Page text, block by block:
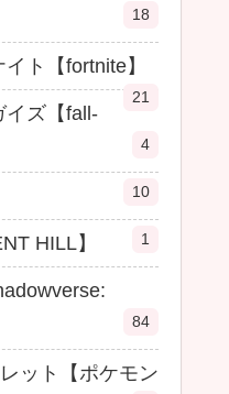
18
ト【fortnite】
21
イズ【fall-
4
10
HILL】 1
84
ット【ポケモン